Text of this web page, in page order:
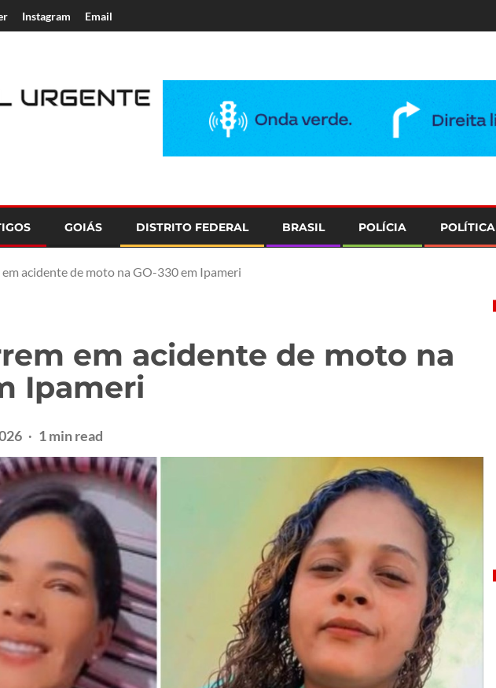
Instagram Email
GOIÁS DISTRITO FEDERAL BRASIL POLÍCIA POLÍTICA
acidente de moto na GO-330 em Ipameri
em acidente de moto na
Ipameri
1 min read